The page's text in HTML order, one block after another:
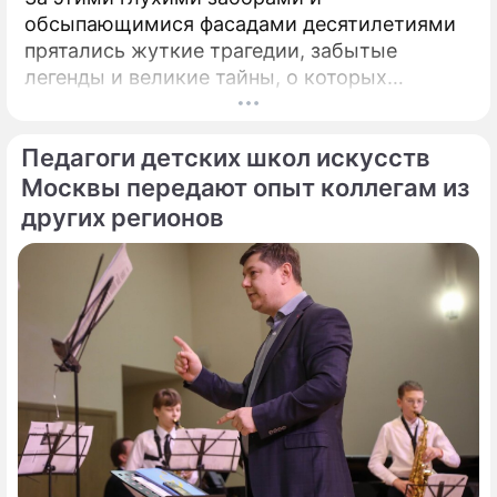
обсыпающимися фасадами десятилетиями
прятались жуткие трагедии, забытые
легенды и великие тайны, о которых
миллионы прохожих даже не догадывались.
Педагоги детских школ искусств
Москвы передают опыт коллегам из
других регионов